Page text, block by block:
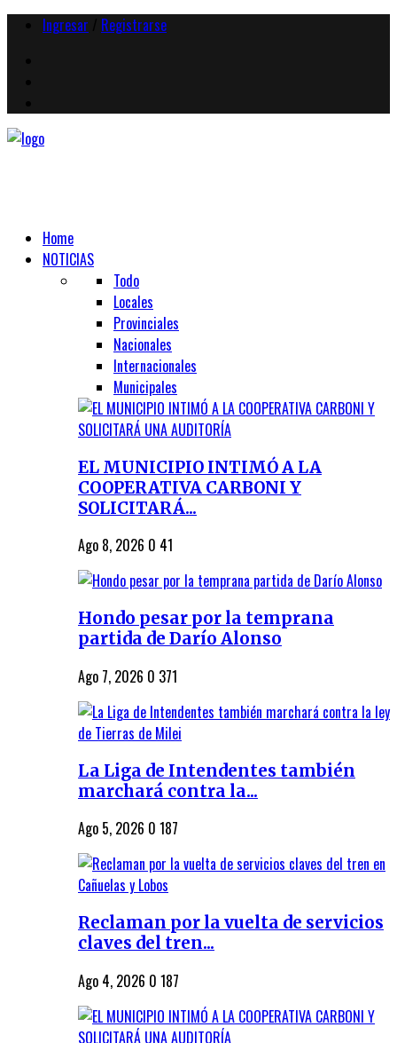
Ingresar Registrarse
Home
NOTICIAS
Todo
Locales
Provinciales
Nacionales
Internacionales
Municipales
EL MUNICIPIO INTIMÓ A LA
COOPERATIVA CARBONI Y
SOLICITARÁ...
Ago 8, 2026 0 41
Hondo pesar por la temprana
partida de Darío Alonso
Ago 7, 2026 0 371
La Liga de Intendentes también
marchará contra la...
Ago 5, 2026 0 187
Reclaman por la vuelta de servicios
claves del tren...
Ago 4, 2026 0 187